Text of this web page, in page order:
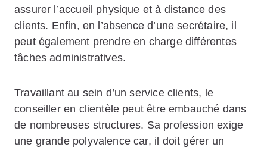
assurer l’accueil physique et à distance des
clients. Enfin, en l’absence d’une secrétaire, il
peut également prendre en charge différentes
tâches administratives.
Travaillant au sein d’un service clients, le
conseiller en clientèle peut être embauché dans
de nombreuses structures. Sa profession exige
une grande polyvalence car, il doit gérer un